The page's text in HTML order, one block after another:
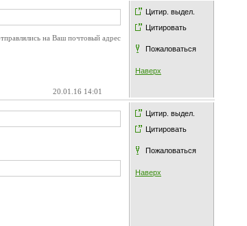
Цитир. выдел.
Цитировать
Пожаловаться
Наверх
на Ваш почтовый адрес
20.01.16 14:01
Цитир. выдел.
Цитировать
Пожаловаться
Наверх